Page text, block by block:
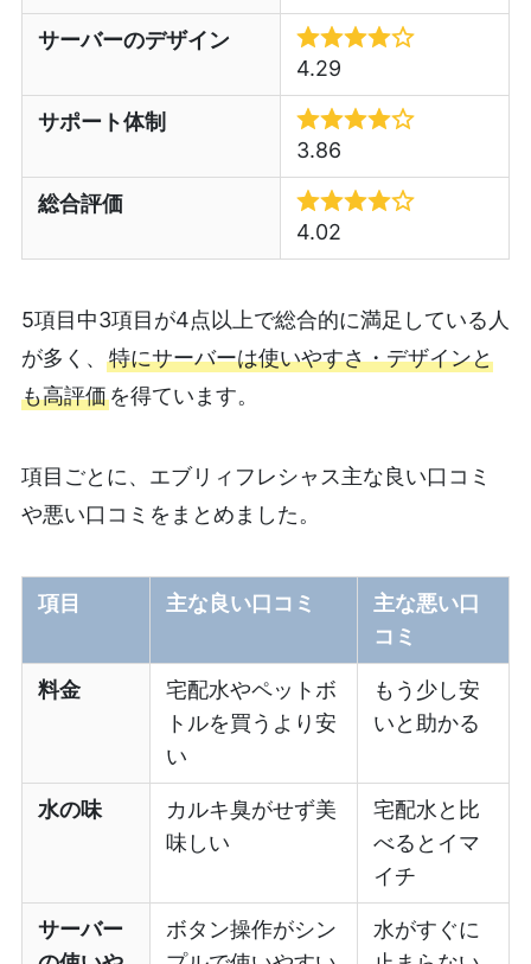
サーバーのデザイン
4.29
サポート体制
3.86
総合評価
4.02
5項目中3項目が4点以上で総合的に満足している人
が多く、 特にサーバーは使いやすさ・デザインと
も高評価を得ています。
項目ごとに、エブリィフレシャス主な良い口コミ
や悪い口コミをまとめました。
項目 主な良い口コミ
主な悪い口
コミ
料金
宅配水やペットボ
トルを買うより安
い
もう少し安
いと助かる
水の味
カルキ臭がせず美
味しい
宅配水と比
べるとイマ
イチ
サーバー
ボタン操作がシン
水がすぐに